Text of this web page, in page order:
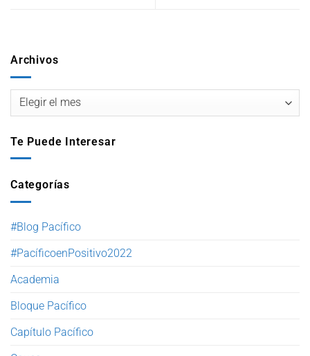
Archivos
Te Puede Interesar
Categorías
#Blog Pacífico
#PacíficoenPositivo2022
Academia
Bloque Pacífico
Capítulo Pacífico